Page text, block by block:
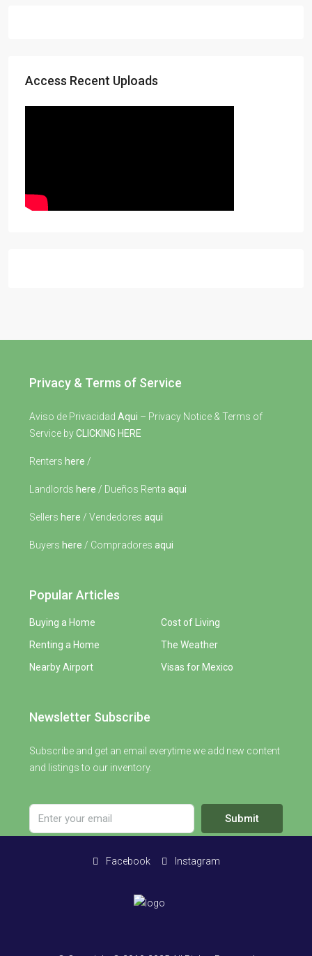
Access Recent Uploads
Privacy & Terms of Service
Aviso de Privacidad Aqui – Privacy Notice & Terms of
Service byCLICKING HERE
Renters here /
Landlords here / Dueños Renta aqui
Sellers here / Vendedores aqui
Buyers here / Compradores aqui
Popular Articles
Buying a Home
Renting a Home
Nearby Airport
Cost of Living
The Weather
Visas for Mexico
Newsletter Subscribe
Subscribe and get an email everytime we add new content
and listings to our inventory.
Submit
Facebook Instagram